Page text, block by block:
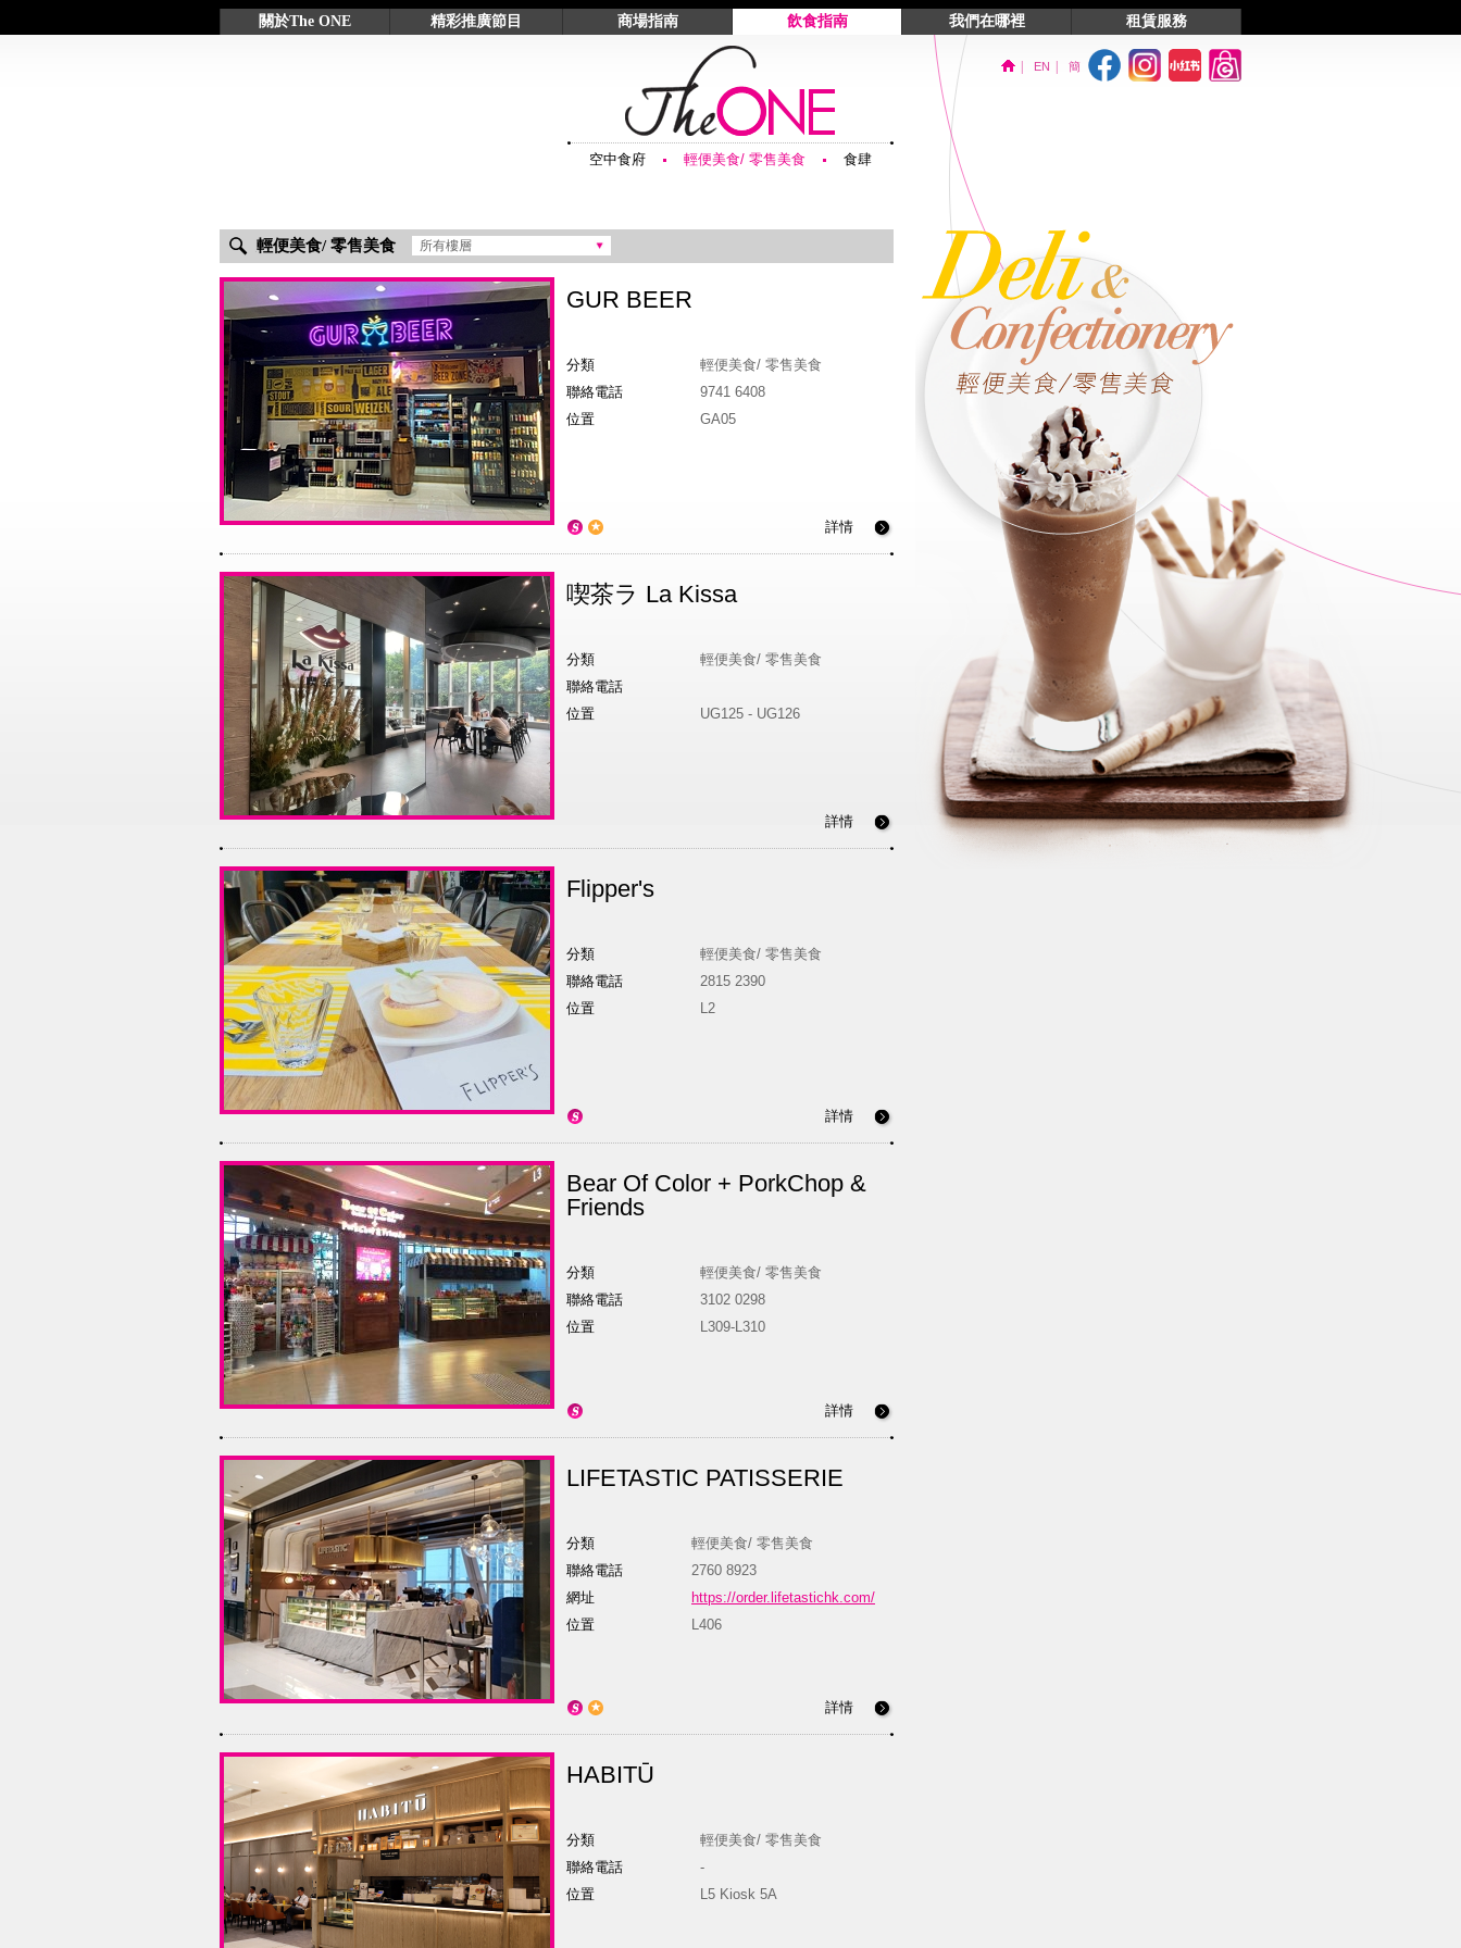
關於The ONE 精彩推廣節目 商場指南
最新商舖
飲食指南
食肆
我們在哪裡
位置圖
泊車資訊
租賃服務
展覽場地
聯絡我們
簡
EN
空中食府 輕便美食/ 零售美食 食肆
輕便美食/ 零售美食 所有樓層
GUR BEER
分類
輕便美食/ 零售美食
聯絡電話
9741 6408
位置
GA05
詳情
喫茶ラ La Kissa
分類
輕便美食/ 零售美食
聯絡電話
位置
UG125 - UG126
詳情
Flipper's
分類
輕便美食/ 零售美食
聯絡電話
2815 2390
位置
L2
詳情
Bear Of Color + PorkChop &
Friends
分類
輕便美食/ 零售美食
聯絡電話
3102 0298
位置
L309-L310
詳情
LIFETASTIC PATISSERIE
分類
輕便美食/ 零售美食
聯絡電話
2760 8923
網址
https://order.lifetastichk.com/
位置
L406
詳情
HABITŪ
分類
輕便美食/ 零售美食
聯絡電話
-
位置
L5 Kiosk 5A